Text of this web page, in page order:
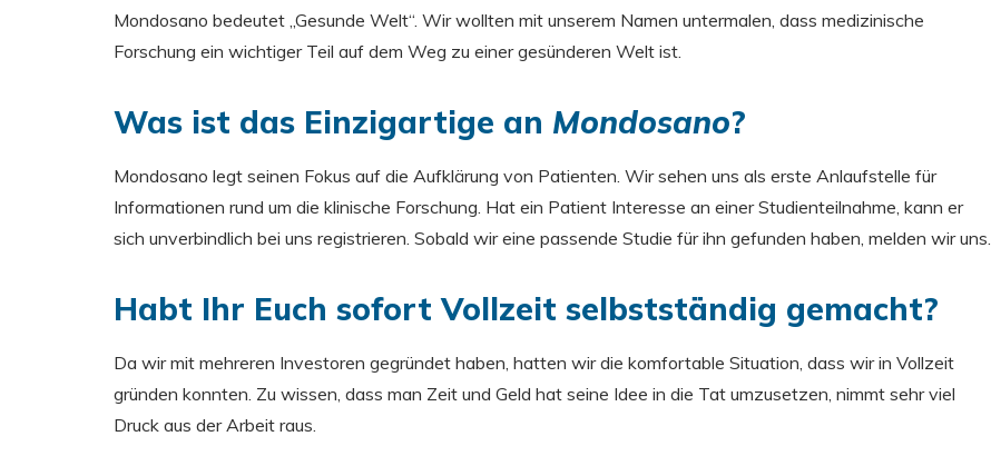
Mondosano bedeutet „Gesunde Welt“. Wir wollten mit unserem Namen untermalen, dass medizinische
Forschung ein wichtiger Teil auf dem Weg zu einer gesünderen Welt ist.
Was ist das Einzigartige an Mondosano?
Mondosano legt seinen Fokus auf die Aufklärung von Patienten. Wir sehen uns als erste Anlaufstelle für
Informationen rund um die klinische Forschung. Hat ein Patient Interesse an einer Studienteilnahme, kann er
sich unverbindlich bei uns registrieren. Sobald wir eine passende Studie für ihn gefunden haben, melden wir uns.
Habt Ihr Euch sofort Vollzeit selbstständig gemacht?
Da wir mit mehreren Investoren gegründet haben, hatten wir die komfortable Situation, dass wir in Vollzeit
gründen konnten. Zu wissen, dass man Zeit und Geld hat seine Idee in die Tat umzusetzen, nimmt sehr viel
Druck aus der Arbeit raus.